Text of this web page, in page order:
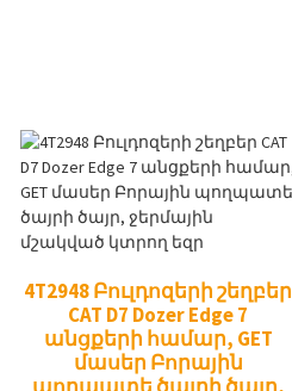
4T2948 Բուլդոզերի շեղբեր
CAT D7 Dozer Edge 7
անցքերի համար, GET
մասեր Բորային